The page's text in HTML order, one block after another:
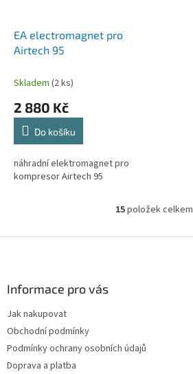
EA electromagnet pro
Airtech 95
Skladem (2 ks)
2 880 Kč
Do košíku
náhradní elektromagnet pro
kompresor Airtech 95
O
l
15položek celkem
Informace pro vás
Jak nakupovat
Obchodní podmínky
Podmínky ochrany osobních údajů
Doprava a platba